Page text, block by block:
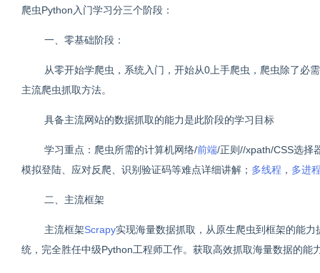
爬虫Python入门学习分三个阶段：
一、零基础阶段：
从零开始学爬虫，系统入门，开始从0上手爬虫，爬虫除了必
主流爬虫抓取方法。
具备主流网站的数据抓取的能力是此阶段的学习目标
学习重点：爬虫所需的计算机网络/前端/正则//xpath/CSS选择
模拟登陆、应对反爬、识别验证码等难点详细讲解； 多线程 ， 多进
二、主流框架
主流框架Scrapy实现海量数据抓取，从原生爬虫到框架的能
统，完全胜任中级Python工程师工作。获取高效抓取海量数据的能